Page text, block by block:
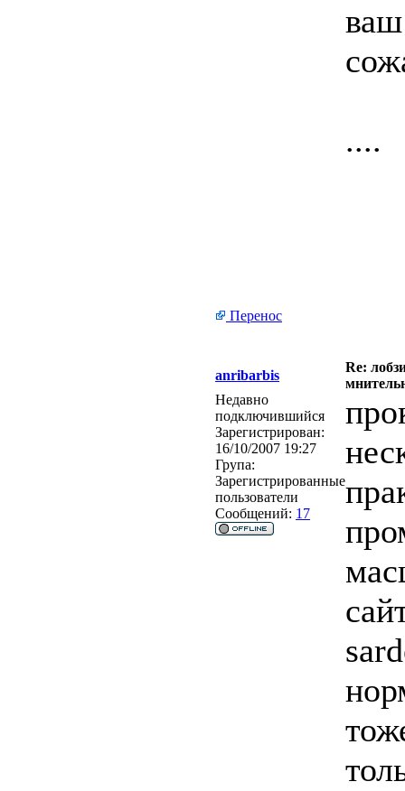
....
Перенос
anribarbis
Re:
Недавно
подключившийся
Зарегистрирован:
16/10/2007 19:27
Група:
Зарегистрированные
пользователи
Сообщений: 17